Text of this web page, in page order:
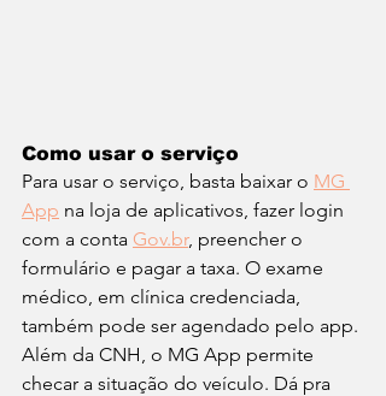
Como usar o serviço
Para usar o serviço, basta baixar o MG
App na loja de aplicativos, fazer login
com a conta Gov.br, preencher o
formulário e pagar a taxa. O exame
médico, em clínica credenciada,
também pode ser agendado pelo app.
Além da CNH, o MG App permite
checar a situação do veículo. Dá pra